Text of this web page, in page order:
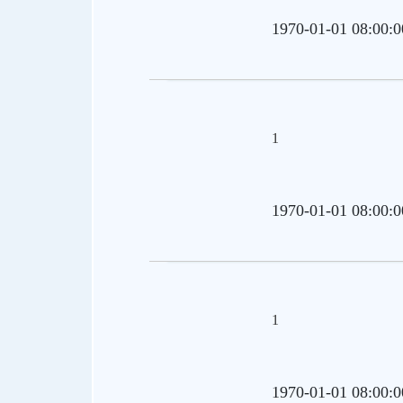
1970-01-01
1
1970-01-01
1
1970-01-01